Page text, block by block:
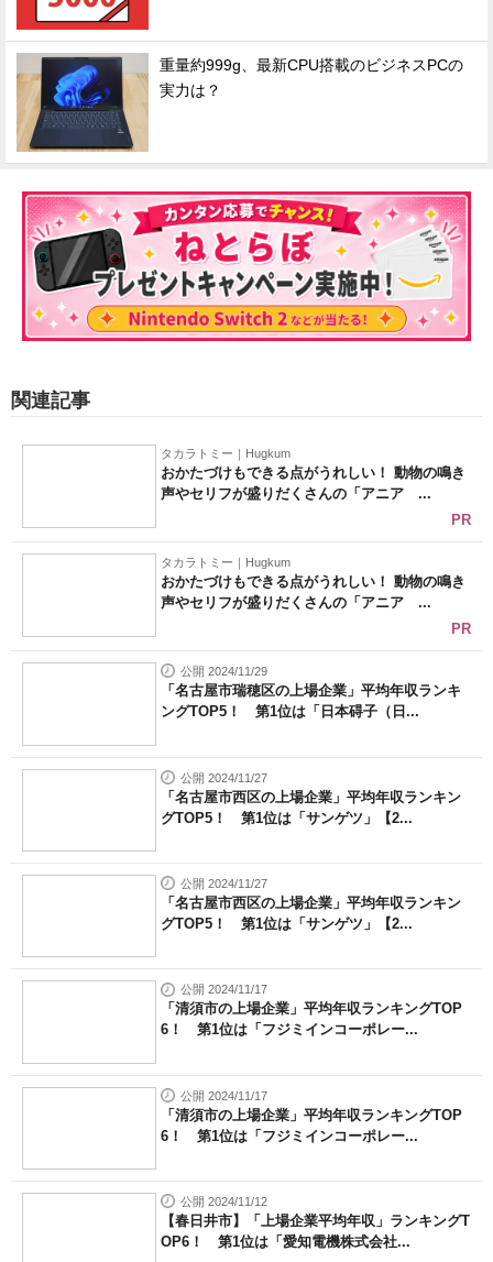
重量約999g、最新CPU搭載のビジネスPCの
実力は？
関連記事
タカラトミー｜Hugkum
おかたづけもできる点がうれしい！ 動物の鳴き
声やセリフが盛りだくさんの「アニア ...
PR
タカラトミー｜Hugkum
おかたづけもできる点がうれしい！ 動物の鳴き
声やセリフが盛りだくさんの「アニア ...
PR
公開 2024/11/29
「名古屋市瑞穂区の上場企業」平均年収ランキ
ングTOP5！ 第1位は「日本碍子（日...
公開 2024/11/27
「名古屋市西区の上場企業」平均年収ランキン
グTOP5！ 第1位は「サンゲツ」【2...
公開 2024/11/27
「名古屋市西区の上場企業」平均年収ランキン
グTOP5！ 第1位は「サンゲツ」【2...
公開 2024/11/17
「清須市の上場企業」平均年収ランキングTOP
6！ 第1位は「フジミインコーポレー...
公開 2024/11/17
「清須市の上場企業」平均年収ランキングTOP
6！ 第1位は「フジミインコーポレー...
公開 2024/11/12
【春日井市】「上場企業平均年収」ランキングT
OP6！ 第1位は「愛知電機株式会社...